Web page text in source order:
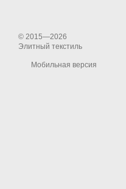
© 2015—2026
Элитный текстиль
Мобильная версия